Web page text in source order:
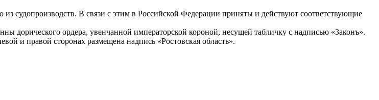
судопроизводств. В связи с этим в Российской Федерации приняты и действуют соответствующие
дорического ордера, увенчанной императорской короной, несущей табличку с надписью «Законъ».
и правой сторонах размещена надпись «Ростовская область».